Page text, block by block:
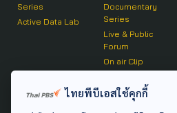
Series
Active Data Lab
Documentary
Series
Live & Public
Forum
On air Clip
ไทยพีบีเอสใช้คุกกี้